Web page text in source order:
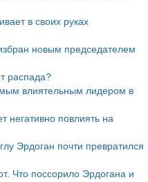
в своих руках
новым председателем
распада?
влиятельным лидером в
негативно повлиять на
Эрдоган почти превратился
Что поссорило Эрдогана и